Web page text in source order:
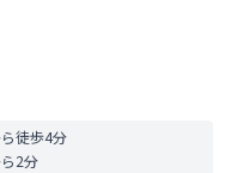
徒歩4分
2分